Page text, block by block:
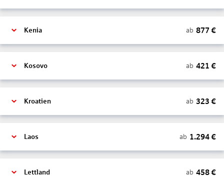
Kenia ab 877 €
Kosovo ab 421 €
Kroatien ab 323 €
Laos ab 1.294€
Lettland ab 458€